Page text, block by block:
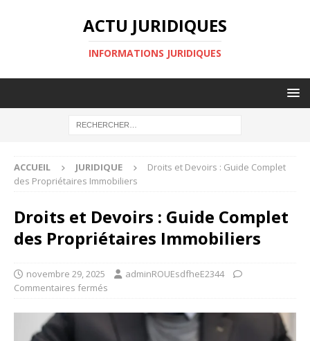
ACTU JURIDIQUES
INFORMATIONS JURIDIQUES
ACCUEIL JURIDIQUE
Droits et Devoirs : Guide Complet
des Propriétaires Immobiliers
Droits et Devoirs : Guide Complet
des Propriétaires Immobiliers
novembre 29, 2025
adminROUEsdfheE2344
Commentaires fermés